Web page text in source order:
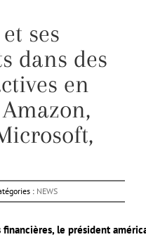
ses
dans des
en
: NEWS
le président